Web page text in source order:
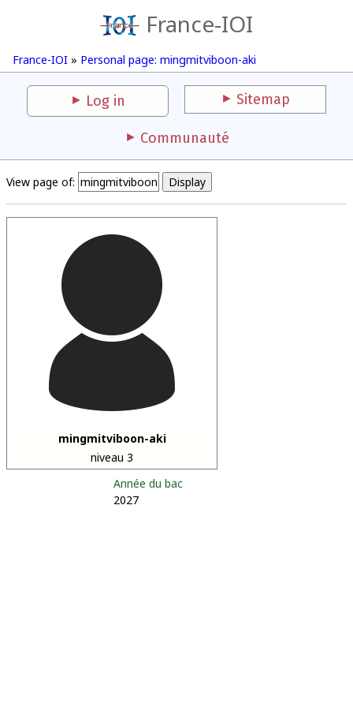
France-IOI
France-IOI » Personal page: mingmitviboon-aki
Log in Sitemap
Communauté
View page of:
mingmitviboon-aki
niveau 3
Année du bac
2027